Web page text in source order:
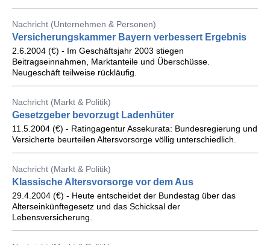
Nachricht (Unternehmen & Personen)
Versicherungskammer Bayern verbessert Ergebnis
2.6.2004 (€) - Im Geschäftsjahr 2003 stiegen
Beitragseinnahmen, Marktanteile und Überschüsse.
Neugeschäft teilweise rückläufig.
Nachricht (Markt & Politik)
Gesetzgeber bevorzugt Ladenhüter
11.5.2004 (€) - Ratingagentur Assekurata: Bundesregierung und
Versicherte beurteilen Altersvorsorge völlig unterschiedlich.
Nachricht (Markt & Politik)
Klassische Altersvorsorge vor dem Aus
29.4.2004 (€) - Heute entscheidet der Bundestag über das
Alterseinkünftegesetz und das Schicksal der
Lebensversicherung.